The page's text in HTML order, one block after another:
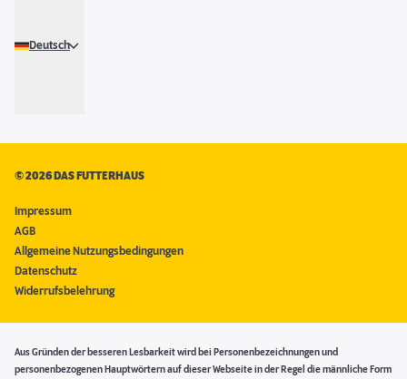
Deutsch
©2026 DAS FUTTERHAUS
Impressum
AGB
Allgemeine Nutzungsbedingungen
Datenschutz
Widerrufsbelehrung
Aus Gründen der besseren Lesbarkeit wird bei Personenbezeichnungen und
personenbezogenen Hauptwörtern auf dieser Webseite in der Regel die männliche Form